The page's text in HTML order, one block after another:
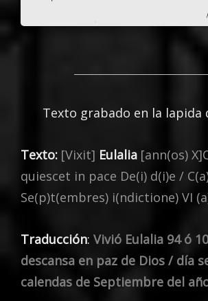
Texto grabado en la lapida
Texto: [Vixit] Eulalia [ann(os)
quiescet in pace De(i) d(i)e /
Se(p)t(embres) i(ndictione) VI
Traducción: Vivió Eulalia 94 ó
descansa en paz de Dios / día
calendas de Septiembre del